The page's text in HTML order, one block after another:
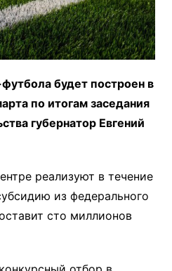
будет построен в
по итогам заседания
губернатор Евгений
реализуют в течение
из федерального
сто миллионов